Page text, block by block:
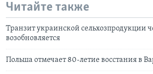
Читайте также
Транзит украинской сельхозпродукции
возобновляется
Польша отмечает 80-летие восстания в